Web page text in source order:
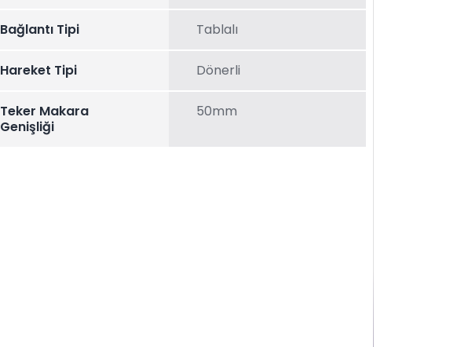
Bağlantı Tipi Tablalı
Hareket Tipi Dönerli
Teker Makara
Genişliği
50mm